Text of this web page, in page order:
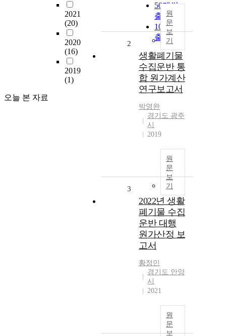
2021
(20)
2020
(16)
2019
(1)
오늘 본 자료
50개씩
출력
100개씩
출력
원
문
보
기
2
생활폐기물
수집운반 통
합 원가계산
연구보고서
박영완
경기도 광주
시
2019
원
문
보
기
3
2022년 생활
폐기물 수집
운반 대행
원가산정 보
고서
황정민
경기도 안양
시
2021
원
문
보